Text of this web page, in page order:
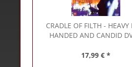
CRADLE OF FILTH - HEAVY
HANDED AND CANDID
17,99 € *